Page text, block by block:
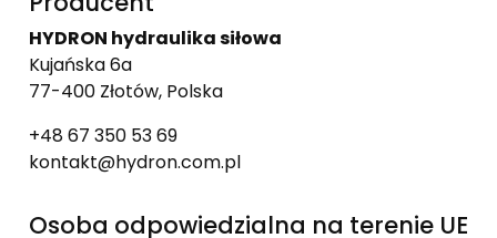
HYDRON hydraulika siłowa
Kujańska 6a
77-400 Złotów, Polska
+48 67 350 53 69
kontakt@hydron.com.pl
Osoba odpowiedzialna na terenie UE